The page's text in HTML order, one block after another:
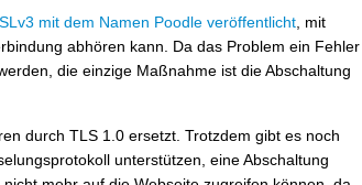
mit dem Namen Poodle veröffentlicht , mit
abhören kann. Da das Problem ein Fehler
die einzige Maßnahme ist die Abschaltung
durch TLS 1.0 ersetzt. Trotzdem gibt es noch
unterstützen, eine Abschaltung